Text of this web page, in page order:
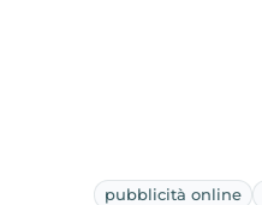
pubblicità online